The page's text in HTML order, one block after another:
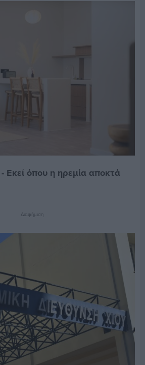
Εκεί όπου η ηρεμία αποκτά
Διαφήμιση